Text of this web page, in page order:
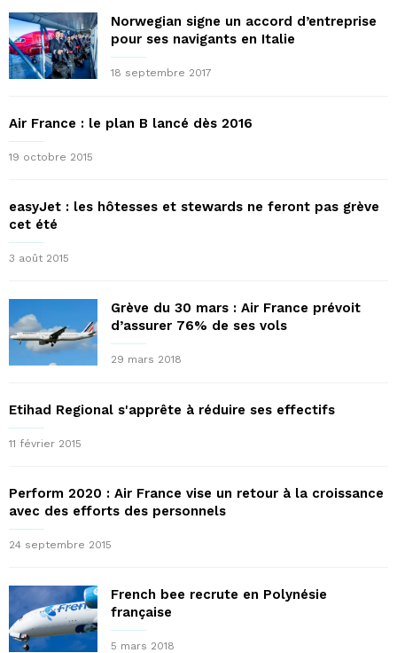
Norwegian signe un accord d’entreprise
pour ses navigants en Italie
18 septembre 2017
Air France : le plan B lancé dès 2016
19 octobre 2015
easyJet : les hôtesses et stewards ne feront pas grève
cet été
3 août 2015
Grève du 30 mars : Air France prévoit
d’assurer 76% de ses vols
29 mars 2018
Etihad Regional s'apprête à réduire ses effectifs
11 février 2015
Perform 2020 : Air France vise un retour à la croissance
avec des efforts des personnels
24 septembre 2015
French bee recrute en Polynésie
française
5 mars 2018